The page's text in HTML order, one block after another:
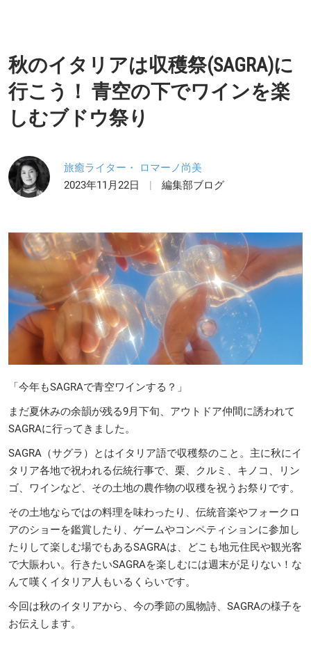
秋のイタリアは収穫祭(SAGRA)に
行こう！ 青空の下でワインを楽
しむブドウ祭り
旅癒ライター・ ロマーノ尚美
2023年11月22日
編集部ブログ
「今年もSAGRAで青空ワインする？」
まだ夏休みの余韻が残る9月下旬、アウトドア仲間に誘われて
SAGRAに行ってきました。
SAGRA（サグラ）とはイタリア語で収穫祭のこと。主に秋にイ
タリア各地で祝われる伝統行事で、栗、クルミ、キノコ、リン
ゴ、ワインなど、その土地の農作物の収穫を祝うお祭りです。
その土地ならではの料理を味わったり、伝統音楽やフォークロ
アのショーを鑑賞したり、ゲームやコンペティションに参加し
たりして楽しむ場でもあるSAGRAは、どこも地元住民や観光客
で大賑わい。行きたいSAGRAを楽しむには週末が足りない！な
んて嘆くイタリア人もいるくらいです。
今回は秋のイタリアから、今の季節の風物詩、SAGRAの様子を
お伝えします。